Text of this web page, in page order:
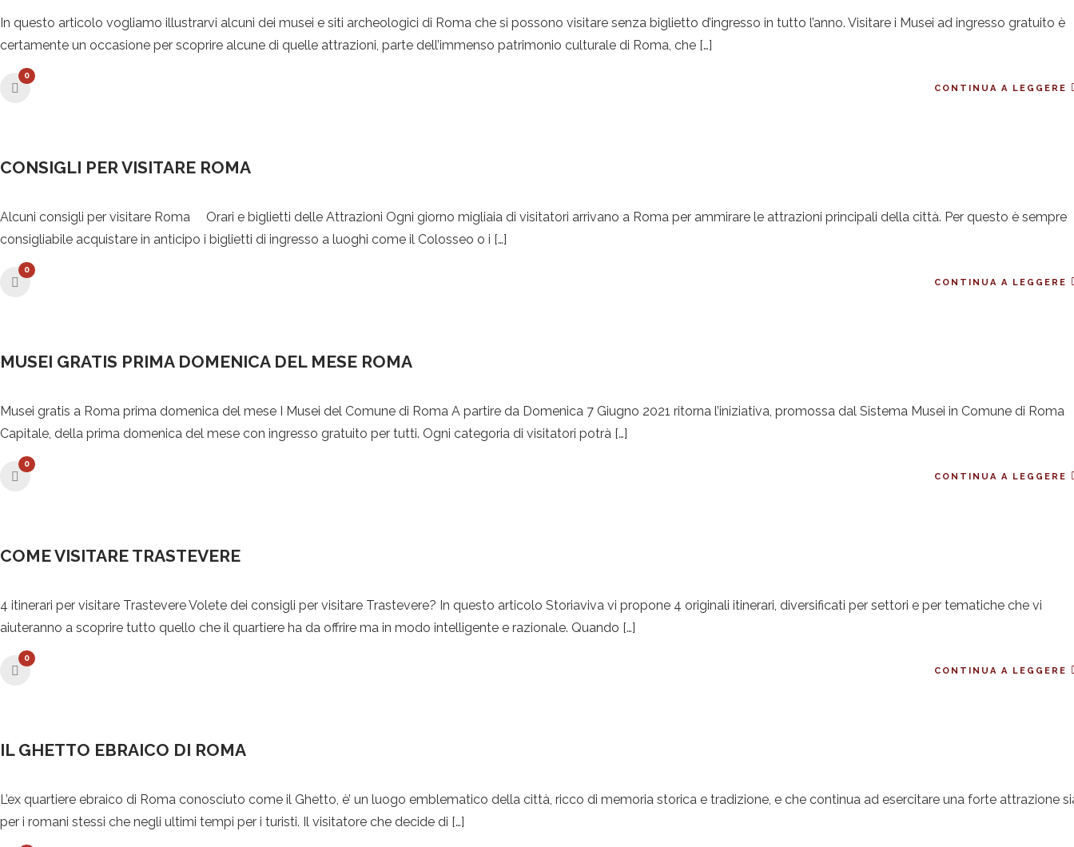
In questo articolo vogliamo illustrarvi alcuni dei musei e siti archeologici di Roma che si possono visitare senza biglietto d’ingresso in tutto l’anno. Visitare i Musei ad ingresso gratuito è
certamente un occasione per scoprire alcune di quelle attrazioni, parte dell’immenso patrimonio culturale di Roma, che […]
0
CONTINUA A LEGGERE
CONSIGLI PER VISITARE ROMA
Alcuni consigli per visitare Roma Orari e biglietti delle Attrazioni Ogni giorno migliaia di visitatori arrivano a Roma per ammirare le attrazioni principali della città. Per questo è sempre
consigliabile acquistare in anticipo i biglietti di ingresso a luoghi come il Colosseo o i […]
0
CONTINUA A LEGGERE
MUSEI GRATIS PRIMA DOMENICA DEL MESE ROMA
Musei gratis a Roma prima domenica del mese I Musei del Comune di Roma A partire da Domenica 7 Giugno 2021 ritorna l’iniziativa, promossa dal Sistema Musei in Comune di Roma
Capitale, della prima domenica del mese con ingresso gratuito per tutti. Ogni categoria di visitatori potrà […]
0
CONTINUA A LEGGERE
COME VISITARE TRASTEVERE
4 itinerari per visitare Trastevere Volete dei consigli per visitare Trastevere? In questo articolo Storiaviva vi propone 4 originali itinerari, diversificati per settori e per tematiche che vi
aiuteranno a scoprire tutto quello che il quartiere ha da offrire ma in modo intelligente e razionale. Quando […]
0
CONTINUA A LEGGERE
IL GHETTO EBRAICO DI ROMA
L’ex quartiere ebraico di Roma conosciuto come il Ghetto, è’ un luogo emblematico della città, ricco di memoria storica e tradizione, e che continua ad esercitare una forte attrazione
per i romani stessi che negli ultimi tempi per i turisti. Il visitatore che decide di […]